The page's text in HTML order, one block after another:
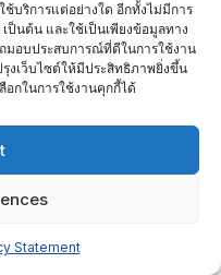
บริการแต่อย่างใด อีกทั้งไม่มีการ
ป็นต้น และใช้เป็นเพียงข้อมูลทาง
มอบประสบการณ์ที่ดีในการใช้งาน
งเว็บไซต์ให้มีประสิทธิภาพยิ่งขึ้น
อกในการใช้งานคุกกี้ได้
Statement